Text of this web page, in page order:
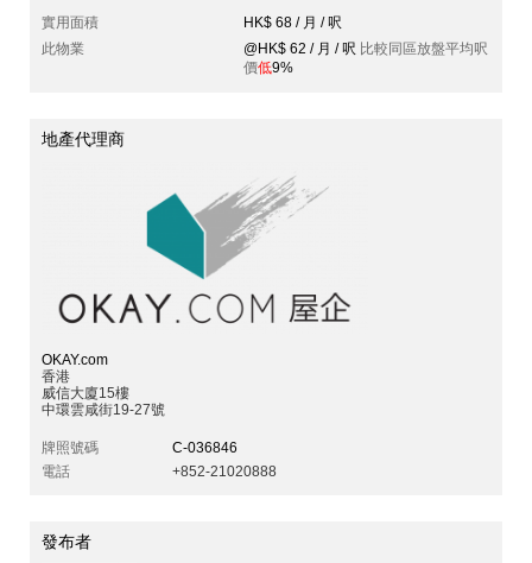
實用面積
HK$ 68 / 月 / 呎
此物業
@HK$ 62 / 月 / 呎 比較同區放盤平均呎
價低9%
地產代理商
OKAY.com
香港
威信大廈15樓
中環雲咸街19-27號
牌照號碼
C-036846
電話
+852-21020888
發布者